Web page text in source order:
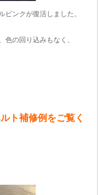
ピンクが復活しました。
色の回り込みもなく、
ト補修例をご覧く